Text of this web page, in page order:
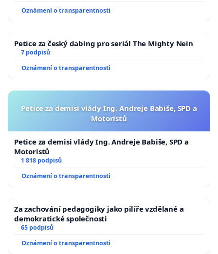
Oznámení o transparentnosti
Petice za český dabing pro seriál The Mighty Nein
7 podpisů
Oznámení o transparentnosti
Petice za demisi vlády Ing. Andreje Babiše, SPD a
Motoristů
Petice za demisi vlády Ing. Andreje Babiše, SPD a
Motoristů
1 818 podpisů
Oznámení o transparentnosti
Za zachování pedagogiky jako pilíře vzdělané a
demokratické společnosti
65 podpisů
Oznámení o transparentnosti